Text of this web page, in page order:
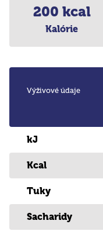
200 kcal
Kalórie
Výživové údaje
kJ
Kcal
Tuky
Sacharidy